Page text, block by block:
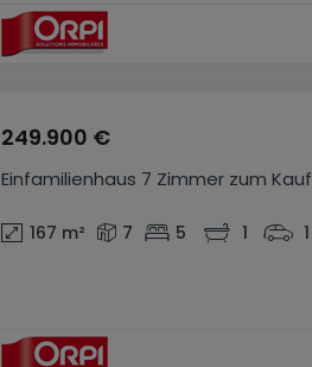
Einfamilienhaus 7 Zimmer zum Kauf
249.900 €
167 m² 7 5 1 1